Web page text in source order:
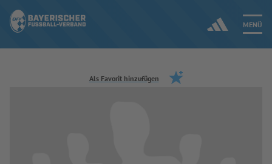
MENÜ
Jetzt einloggen
Als Favorit hinzufügen